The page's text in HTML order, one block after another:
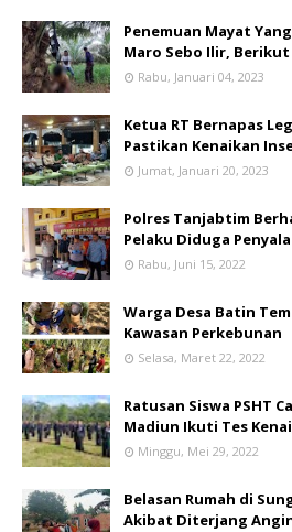
Penemuan Mayat
Maro Sebo Ilir,
Rabu, Januari 04, 2023
Ketua RT Bernapas
Pastikan Kenaikan
Jumat, Januari 20, 2023
Polres Tanjabtim
Pelaku Diduga
Rabu, Juni 15, 2022
Warga Desa Batin
Kawasan Perkebunan
Selasa, Maret 22, 2022
Ratusan Siswa PSHT
Madiun Ikuti Tes
Minggu, Mei 29, 2022
Belasan Rumah di
Akibat Diterjang